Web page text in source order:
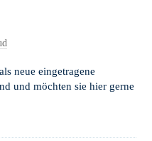
neue eingetragene
und möchten sie hier gerne